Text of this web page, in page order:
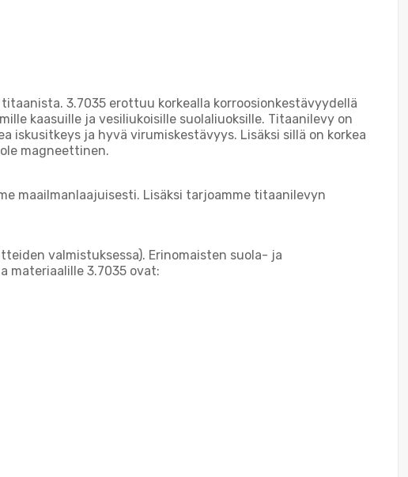
3.7035 erottuu korkealla korroosionkestävyydellä
kaasuille ja vesiliukoisille suolaliuoksille. Titaanilevy on
iskusitkeys ja hyvä virumiskestävyys. Lisäksi sillä on korkea
magneettinen.
maailmanlaajuisesti. Lisäksi tarjoamme titaanilevyn
valmistuksessa). Erinomaisten suola- ja
materiaalille 3.7035 ovat: